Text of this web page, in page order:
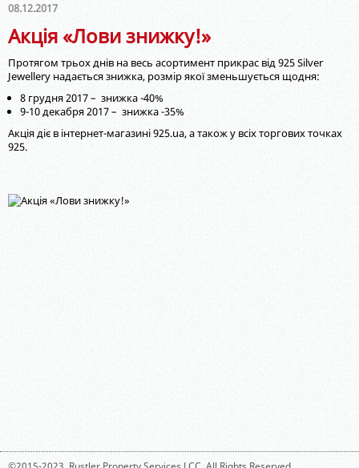
08.12.2017
Акція «Лови знижку!»
Протягом трьох днів на весь асортимент прикрас від 925 Silver
Jewellery надається знижка, розмір якої зменьшується щодня:
8 грудня 2017 – знижка -40%
9-10 декабря 2017 – знижка -35%
Акція діє в інтернет-магазині 925.ua, а також у всіх торгових точках
925.